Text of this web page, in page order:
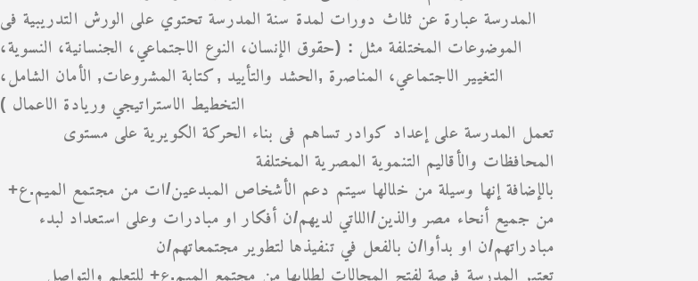
المدرسة عبارة عن ثلاث دورات لمدة سنة المدرسة تحتوي على الورش التدريبية فى
الموضوعات المختلفة مثل : (حقوق الإنسان، النوع الاجتماعي، الجنسانية، النسوية،
التغيير الاجتماعي، المناصرة ,الحشد والتأييد ,كتابة المشروعات, الأمان الشامل،
التخطيط الاستراتيجي وريادة الاعمال )
تعمل المدرسة على إعداد كوادر تساهم فى بناء الحركة الكويرية على مستوى
المحافظات والأقاليم التنموية المصرية المختلفة
بالإضافة إنها وسيلة من خلالها سيتم دعم الأشخاص المبدعين/ات من مجتمع الميم.ع+
من جميع أنحاء مصر والذين/اللاتي لديهم/ن أفكار او مبادرات وعلى استعداد لبدء
مبادراتهم/ن او بدأوا/ن بالفعل في تنفيذها لتطوير مجتمعاتهم/ن
تعتبر المدرسة فرصة لفتح المجالات لطلابها من مجتمع الميم.ع+ للتعلم والتواصل